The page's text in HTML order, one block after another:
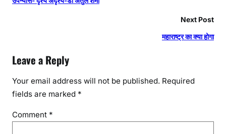
Next Post
महाराष्ट्र का क्या होगा
Leave a Reply
Your email address will not be published. Required
fields are marked *
Comment *